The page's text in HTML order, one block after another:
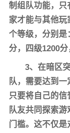
制组队功能，只
家才能与其他
个等级，分别是
分，四级1200分
3、在暗区
队，需要达到一
只要将自己的
队友共同探索
门槛。这不仅